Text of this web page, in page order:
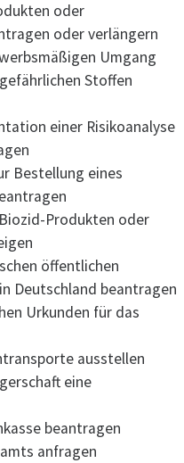
oder
oder verlängern
Umgang
Stoffen
einer Risikoanalyse
Bestellung eines
Produkten oder
öffentlichen
Deutschland beantragen
Urkunden für das
ausstellen
eine
beantragen
anfragen